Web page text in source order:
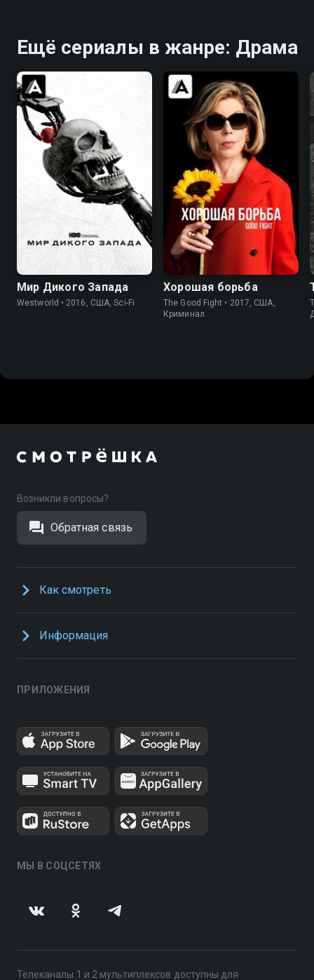
Ещё сериалы в жанре: Драма
8.4
Мир Дикого Запада
Westworld • 2016, США, Sci-Fi
7.9 8.3
Хорошая борьба
The Good Fight • 2017, США,
Криминал
Возникли вопросы?
Обратная связь
Как смотреть
Информация
ПРИЛОЖЕНИЯ
МЫ В СОЦСЕТЯХ
Телеканалы 1 и 2 мультиплексов доступны для